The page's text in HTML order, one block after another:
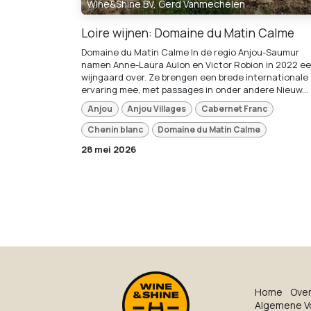
Wine&Shine BV, Gerd Vanmechelen
Loire wijnen: Domaine du Matin Calme
Domaine du Matin Calme In de regio Anjou-Saumur
namen Anne-Laura Aulon en Victor Robion in 2022
wijngaard over. Ze brengen een brede internationale
ervaring mee, met passages in onder andere Nieuw...
Anjou Anjou Villages
Cabernet Franc
Chenin blanc
Domaine du Matin Calme
28 mei 2026
Ho​me
Algemene